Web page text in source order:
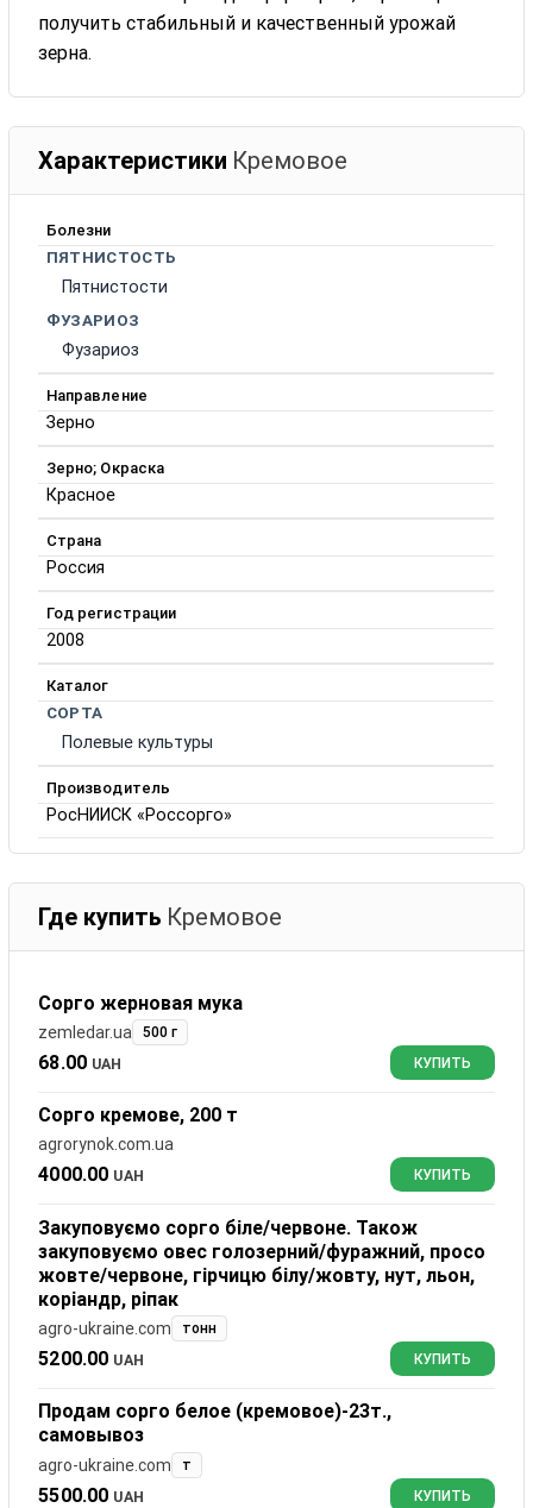
получить стабильный и качественный урожай
зерна.
Характеристики Кремовое
Болезни
ПЯТНИСТОСТЬ
Пятнистости
ФУЗАРИОЗ
Фузариоз
Направление
Зерно
Зерно; Окраска
Красное
Страна
Россия
Год регистрации
2008
Каталог
СОРТА
Полевые культуры
Производитель
РосНИИСК «Россорго»
Где купить Кремовое
Сорго жерновая мука
zemledar.ua 500 г
68.00 UAH КУПИТЬ
Сорго кремове, 200 т
agrorynok.com.ua
4000.00 UAH КУПИТЬ
Закуповуємо сорго біле/червоне. Також
закуповуємо овес голозерний/фуражний, просо
жовте/червоне, гірчицю білу/жовту, нут, льон,
коріандр, ріпак
agro-ukraine.com тонн
5200.00 UAH КУПИТЬ
Продам сорго белое (кремовое)-23т.,
самовывоз
agro-ukraine.com т
5500.00 UAH КУПИТЬ